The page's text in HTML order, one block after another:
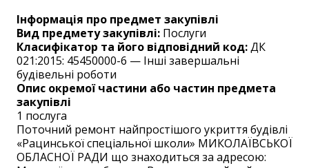
Інформація про предмет закупівлі
Вид предмету закупівлі: Послуги
Класифікатор та його відповідний код:ДК
021:2015: 45450000-6 — Інші завершальні
будівельні роботи
Опис окремої частини або частин предмета
закупівлі
1 послуга
Поточний ремонт найпростішого укриття будівлі
«Рацинської спеціальної школи» МИКОЛАЇВСЬКОЇ
ОБЛАСНОЇ РАДИ що знаходиться за адресою: